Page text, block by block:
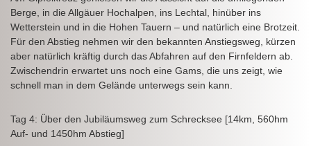
Berge, in die Allgäuer Hochalpen, ins Lechtal, hinüber ins
Wetterstein und in die Hohen Tauern – und natürlich eine Brotzeit.
Für den Abstieg nehmen wir den bekannten Anstiegsweg, kürzen
aber natürlich kräftig durch das Abfahren auf den Firnfeldern ab.
Zwischendrin erwartet uns noch eine Gams, die uns zeigt, wie
schnell man in dem Gelände unterwegs sein kann.
Tag 4: Über den Jubiläumsweg zum Schrecksee [14km, 560hm
Auf- und 1450hm Abstieg]